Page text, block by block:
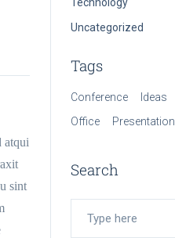
atqui
sint
Technology
Uncategorized
Tags
Conference Ideas
Office
Presentation
Search